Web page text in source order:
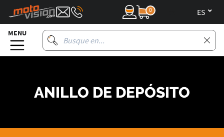
0
MENU
ANILLO DE DEPÓSITO